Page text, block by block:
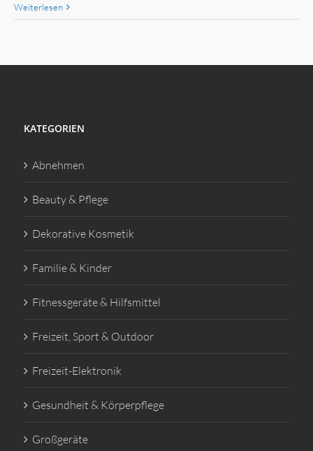
Weiterlesen
KATEGORIEN
Abnehmen
Beauty & Pflege
Dekorative Kosmetik
Familie & Kinder
Fitnessgeräte & Hilfsmittel
Freizeit, Sport & Outdoor
Freizeit-Elektronik
Gesundheit & Körperpflege
Großgeräte